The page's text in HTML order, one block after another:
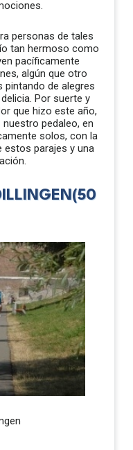
personas de tales
tan hermoso como
pacíficamente
algún que otro
pintando de alegres
Por suerte y
que hizo este año,
pedaleo, en
solos, con la
estos parajes y una